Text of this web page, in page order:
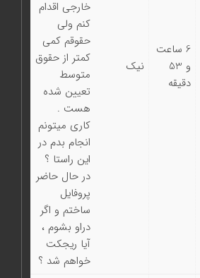
6 ساعت
و 53
دقیقه
نیک
خارجی اقدام
کنم ولی
حقوقم کمی
کمتر از حقوق
متوسط
تعیین شده
هست .
کاری میتونم
انجام بدم در
این راستا ؟
در حال حاضر
پروفایل
ساختم و اگر
دراو بشوم ،
آیا ریجکت
خواهم شد ؟